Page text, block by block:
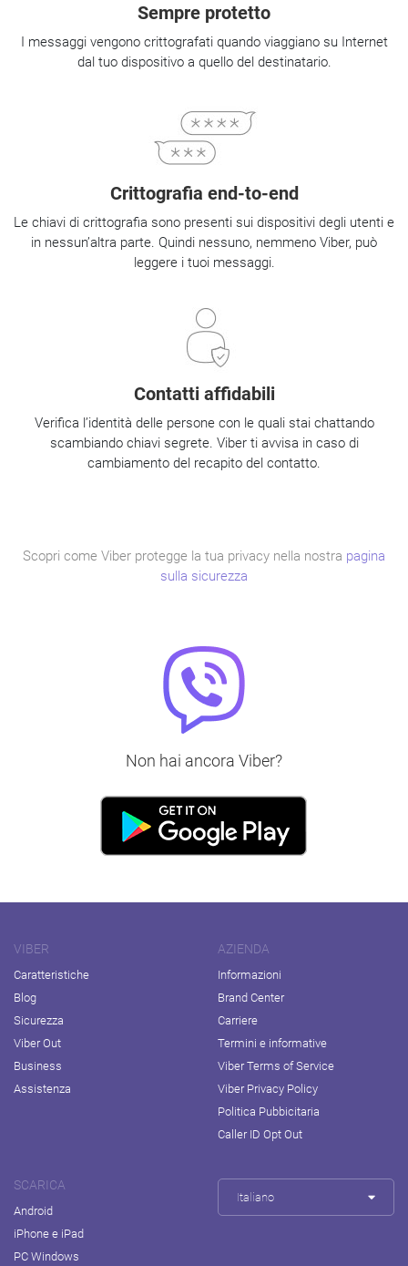
Sempre protetto
I messaggi vengono crittografati quando viaggiano su Internet
dal tuo dispositivo a quello del destinatario.
Crittografia end-to-end
Le chiavi di crittografia sono presenti sui dispositivi degli utenti e
in nessun’altra parte. Quindi nessuno, nemmeno Viber, può
leggere i tuoi messaggi.
Contatti affidabili
Verifica l’identità delle persone con le quali stai chattando
scambiando chiavi segrete. Viber ti avvisa in caso di
cambiamento del recapito del contatto.
Scopri come Viber protegge la tua privacy nella nostra pagina
sulla sicurezza
Non hai ancora Viber?
VIBER
Caratteristiche
Blog
Sicurezza
Viber Out
Business
Assistenza
AZIENDA
Informazioni
Brand Center
Carriere
Termini e informative
Viber Terms of Service
Viber Privacy Policy
Politica Pubbicitaria
Caller ID Opt Out
SCARICA
Android
iPhone e iPad
PC Windows
Italiano